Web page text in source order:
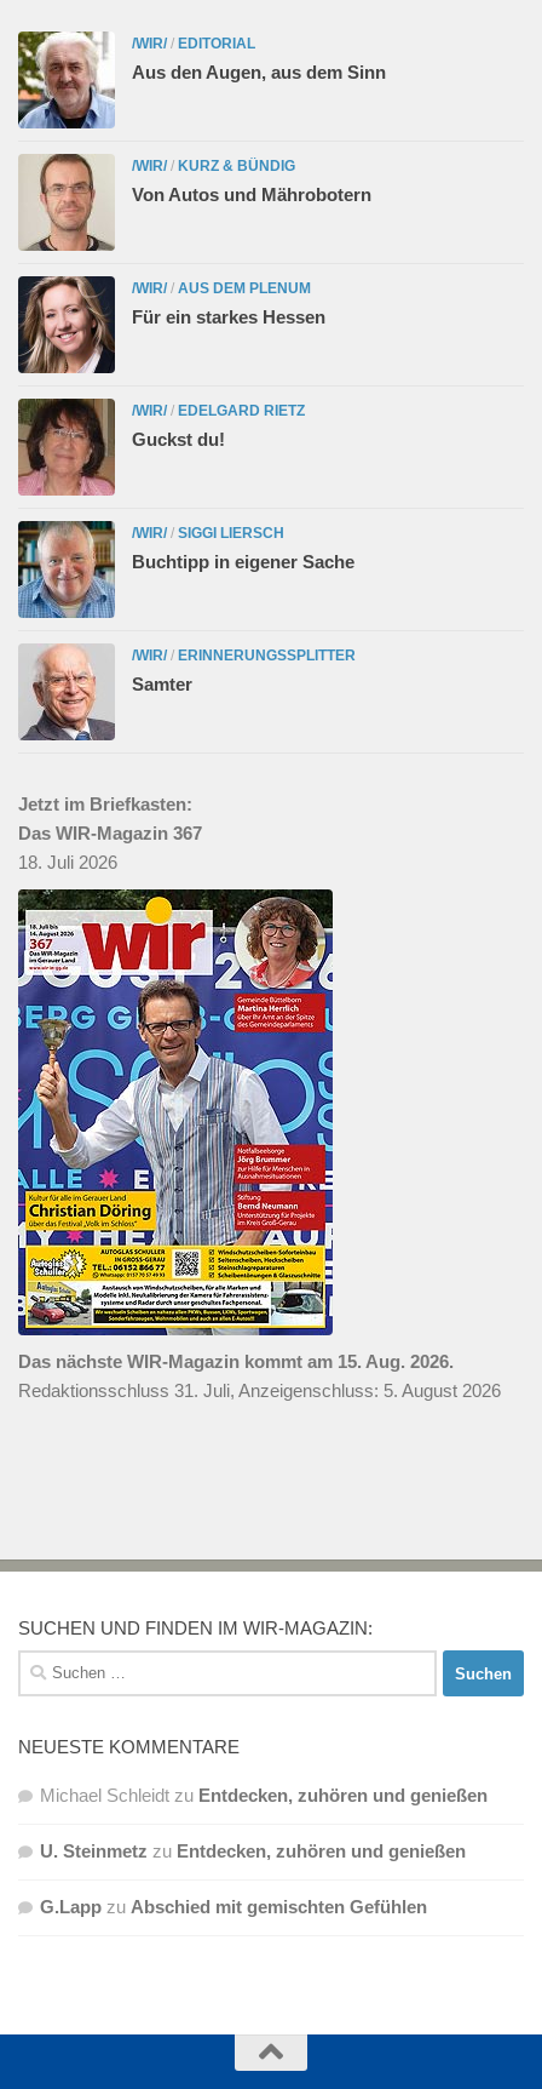
/WIR/ / EDITORIAL
Aus den Augen, aus dem Sinn
/WIR/ / KURZ & BÜNDIG
Von Autos und Mährobotern
/WIR/ / AUS DEM PLENUM
Für ein starkes Hessen
/WIR/ / EDELGARD RIETZ
Guckst du!
/WIR/ / SIGGI LIERSCH
Buchtipp in eigener Sache
/WIR/ / ERINNERUNGSSPLITTER
Samter
Jetzt im Briefkasten:
Das WIR-Magazin 367
18. Juli 2026
Das nächste WIR-Magazin kommt am 15. Aug. 2026.
Redaktionsschluss 31. Juli, Anzeigenschluss: 5. August 2026
SUCHEN UND FINDEN IM WIR-MAGAZIN:
Suchen
nach:
NEUESTE KOMMENTARE
Michael Schleidt zu Entdecken, zuhören und genießen
U. Steinmetz zu Entdecken, zuhören und genießen
G.Lapp zu Abschied mit gemischten Gefühlen